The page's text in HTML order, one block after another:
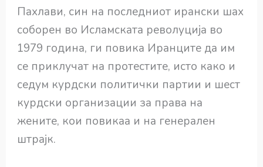
Пахлави, син на последниот ирански шах
соборен во Исламската револуција во
1979 година, ги повика Иранците да им
се приклучат на протестите, исто како и
седум курдски политички партии и шест
курдски организации за права на
жените, кои повикаа и на генерален
штрајк.